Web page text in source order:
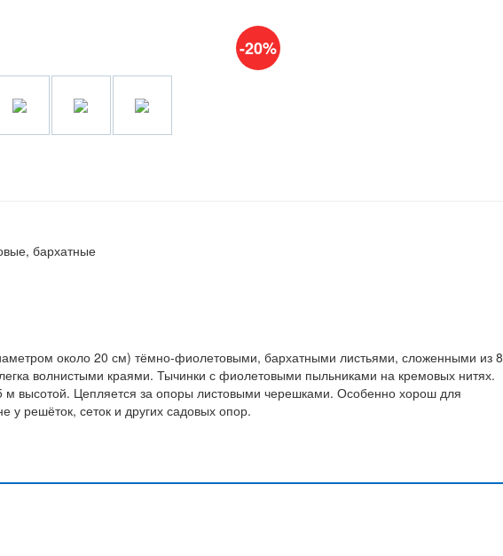
-20%
бархатные
около 20 см) тёмно-фиолетовыми, бархатными листьями, сложенными из 8
волнистыми краями. Тычинки с фиолетовыми пыльниками на кремовых нитях.
м высотой. Цепляется за опоры листовыми черешками. Особенно хорош для
решёток, сеток и других садовых опор.